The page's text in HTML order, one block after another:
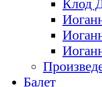
Клод
Балет